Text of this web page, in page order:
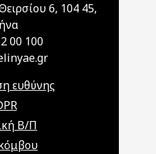
6, 104 45,
00 100
ευθύνης
Β/Π